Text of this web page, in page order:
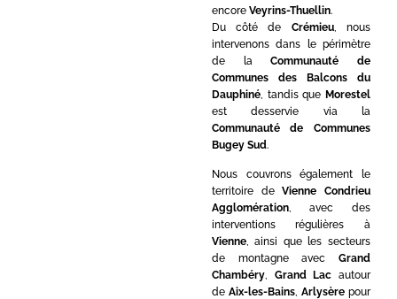
encore Veyrins-Thuellin.
Du côté de Crémieu, nous
intervenons dans le périmètre
de laCommunauté de
Communes des Balcons du
Dauphiné, tandis que Morestel
est desservie via la
Communauté de Communes
Bugey Sud.
Nous couvrons également le
territoire deVienne Condrieu
Agglomération, avec des
interventions régulières à
Vienne, ainsi que les secteurs
de montagne avec Grand
Chambéry, Grand Lac autour
de Aix-les-Bains, Arlysèrepour